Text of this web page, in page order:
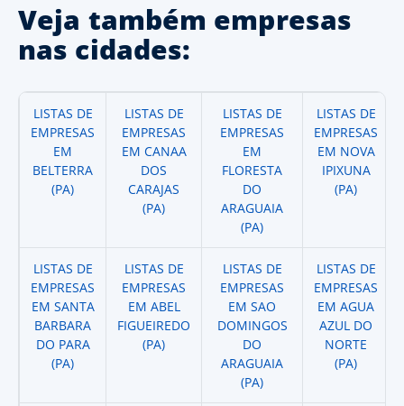
Veja também empresas
nas cidades:
LISTAS DE
EMPRESAS
EM
BELTERRA
(PA)
LISTAS DE
EMPRESAS
EM CANAA
DOS
CARAJAS
(PA)
LISTAS DE
EMPRESAS
EM
FLORESTA
DO
ARAGUAIA
(PA)
LISTAS DE
EMPRESAS
EM NOVA
IPIXUNA
(PA)
LISTAS DE
EMPRESAS
EM SANTA
BARBARA
DO PARA
(PA)
LISTAS DE
EMPRESAS
EM ABEL
FIGUEIREDO
(PA)
LISTAS DE
EMPRESAS
EM SAO
DOMINGOS
DO
ARAGUAIA
(PA)
LISTAS DE
EMPRESAS
EM AGUA
AZUL DO
NORTE
(PA)